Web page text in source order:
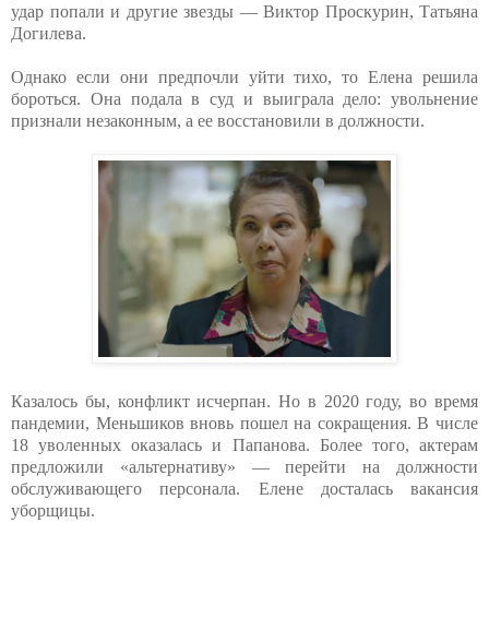
удар попали и другие звезды — Виктор Проскурин, Татьяна
Догилева.
Однако если они предпочли уйти тихо, то Елена решила
бороться. Она подала в суд и выиграла дело: увольнение
признали незаконным, а ее восстановили в должности.
Казалось бы, конфликт исчерпан. Но в 2020 году, во время
пандемии, Меньшиков вновь пошел на сокращения. В числе
18 уволенных оказалась и Папанова. Более того, актерам
предложили «альтернативу» — перейти на должности
обслуживающего персонала. Елене досталась вакансия
уборщицы.